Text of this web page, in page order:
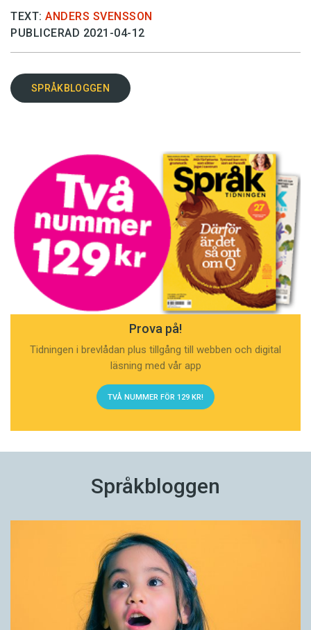
TEXT: ANDERS SVENSSON
PUBLICERAD 2021-04-12
SPRÅKBLOGGEN
Prova på!
Tidningen i brevlådan plus tillgång till webben och digital
läsning med vår app
TVÅ NUMMER FÖR 129 KR!
Språkbloggen